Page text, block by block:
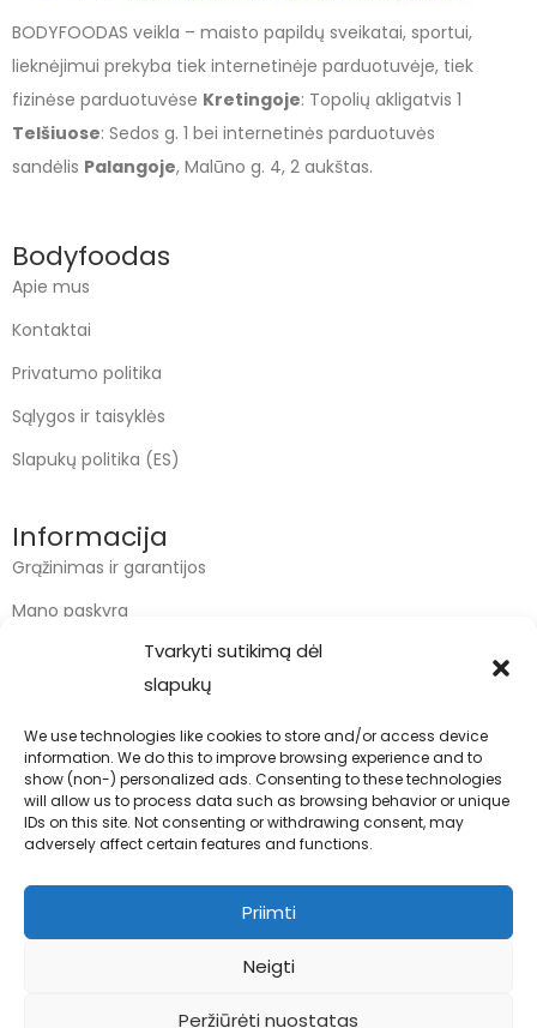
Tvarkyti sutikimą dėl
slapukų
We use technologies like cookies to store and/or access device
information. We do this to improve browsing experience and to
show (non-) personalized ads. Consenting to these technologies
will allow us to process data such as browsing behavior or unique
IDs on this site. Not consenting or withdrawing consent, may
adversely affect certain features and functions.
Priimti
Neigti
Peržiūrėti nuostatas
BODYFOODAS veikla – maisto papildų sveikatai, sportui,
lieknėjimui prekyba tiek internetinėje parduotuvėje, tiek
fizinėse parduotuvėse Kretingoje: Topolių akligatvis 1
Telšiuose: Sedos g. 1 bei internetinės parduotuvės
sandėlis Palangoje, Malūno g. 4, 2 aukštas.
Bodyfoodas
Apie mus
Kontaktai
Privatumo politika
Sąlygos ir taisyklės
Slapukų politika (ES)
Informacija
Grąžinimas ir garantijos
Mano paskyra
Kontaktai
info@bodyfoodas.lt
+370 600 77017
Visos teisės saugomos © Bodyfoodas.lt 2026